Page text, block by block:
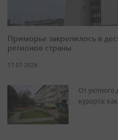
Приморье закрепилось в
регионов страны
17.07.2026
От уютного
курорта: